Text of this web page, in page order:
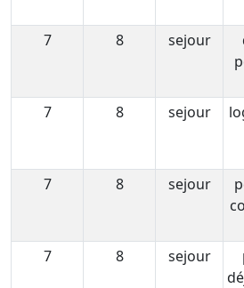
7
8 sejour
7
8 sejour
7
8 sejour
7
8 sejour